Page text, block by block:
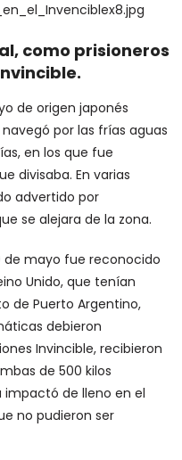
como prisioneros
de origen japonés
por las frías aguas
en los que fue
divisaba. En varias
advertido por
se alejara de la zona.
de mayo fue reconocido
Unido, que tenían
de Puerto Argentino,
debieron
Invincible, recibieron
de 500 kilos
impactó de lleno en el
no pudieron ser